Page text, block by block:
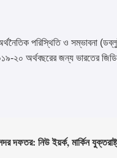
পরিস্থিতি ও সম্ভাবনা
২০ অর্থবছরের জন্য ভারতের
দফতর: নিউ ইয়র্ক, মার্কিন